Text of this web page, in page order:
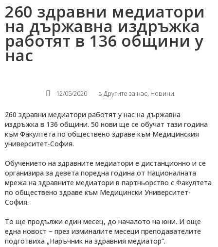
260 здравни медиатори
на държавна издръжка
работят в 136 общини у
нас
12/05/2020 в Другите за нас, Новини
260 здравни медиатори работят у нас на държавна
издръжка в 136 общини. 50 нови ще се обучат тази година
към Факултета по обществено здраве към Медицинския
университет-София.
Обучението на здравните медиатори е дистанционно и се
организира за девета поредна година от Националната
мрежа на здравните медиатори в партньорство с Факултета
по обществено здраве към Медицински Университет-
София.
То ще продължи един месец, до началото на юни. И още
една новост – през изминалите месеци преподавателите
подготвиха „Наръчник на здравния медиатор“.